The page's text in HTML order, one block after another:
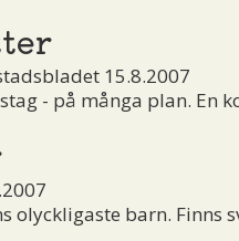
15.8.2007
- på många plan. En
olyckligaste barn. Finns